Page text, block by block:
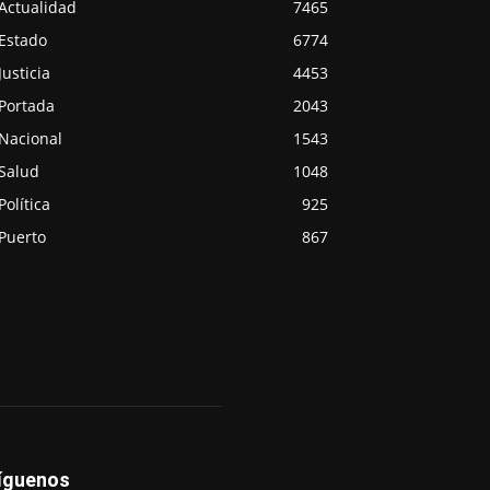
7465
Estado
6774
Justicia
4453
Portada
2043
Nacional
1543
1048
Política
925
Puerto
867